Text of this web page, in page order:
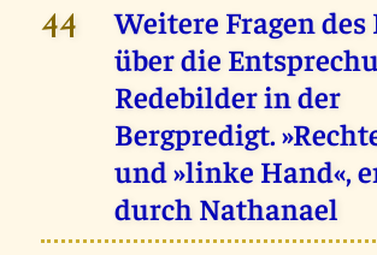
44
Weitere Fragen des
über die
Redebilder in der
Bergpredigt.
und »linke Hand«,
durch Nathanael